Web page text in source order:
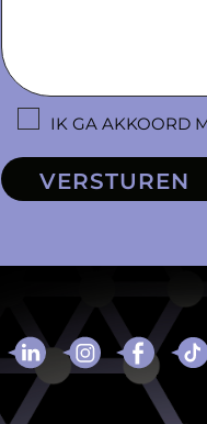
IK GA AKKOORD
VERSTUREN